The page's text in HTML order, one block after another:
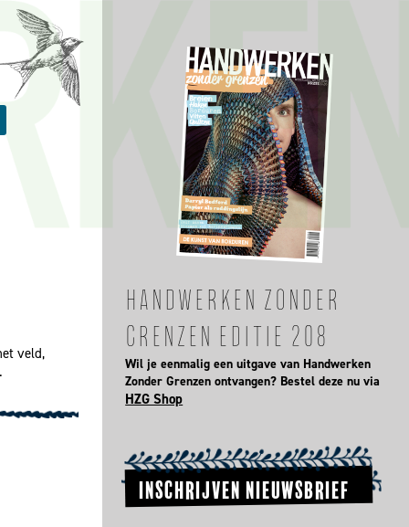
veld,
HANDWERKEN ZONDER
GRENZEN EDITIE 208
Wil je eenmalig een uitgave van Handwerken
Zonder Grenzen ontvangen? Bestel deze nu via
HZG Shop
INSCHRIJVEN NIEUWSBRIEF